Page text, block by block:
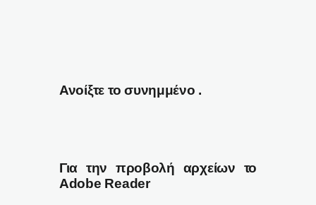
Ανοίξτε το συνημμένο .
Για την προβολή αρχείων το
Adobe Reader